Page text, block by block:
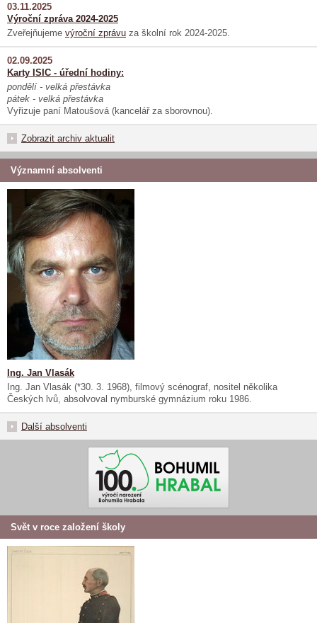
03.11.2025
Výroční zpráva 2024-2025
Zveřejňujeme výroční zprávu za školní rok 2024-2025.
02.09.2025
Karty ISIC - úřední hodiny:
pondělí - velká přestávka
pátek - velká přestávka
Vyřizuje paní Matoušová (kancelář za sborovnou).
Zobrazit archiv aktualit
Významní absolventi
Ing. Jan Vlasák
Ing. Jan Vlasák (*30. 3. 1968), filmový scénograf, nositel několika
Českých lvů, absolvoval nymburské gymnázium roku 1986.
Další absolventi
Svět v roce založení školy